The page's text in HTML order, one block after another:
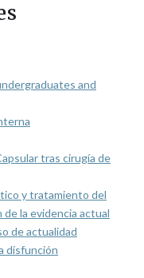
and
tras cirugía de
y tratamiento del
la evidencia actual
de actualidad
disfunción